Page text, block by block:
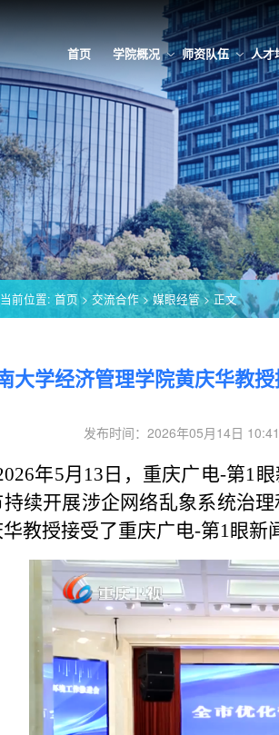
首页 学院概况 师资队伍 人才
前位置: 首页>交流合作>媒眼经管> 正文
大学经济管理学院黄庆华教
发布时间：2026年05月14日
年5月 13 日，重庆广电-第1
续开展涉企网络乱象系统治
教授接受了重庆广电-第1眼新